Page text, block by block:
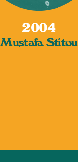
2004
Mustafa Stitou